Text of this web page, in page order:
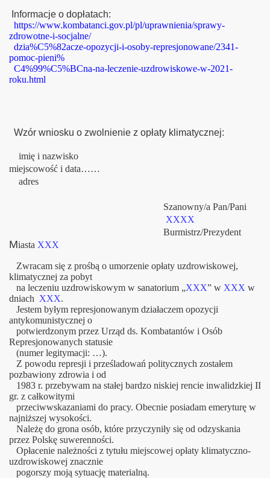
Informacje o dopłatach:
https://www.kombatanci.gov.pl/pl/uprawnienia/sprawy-
zdrowotne-i-socjalne/
dzia%C5%82acze-opozycji-i-osoby-represjonowane/2341-
pomoc-pieni%
C4%99%C5%BCna-na-leczenie-uzdrowiskowe-w-2021-
roku.html
Wzór wniosku o zwolnienie z opłaty klimatycznej:
imię i nazwisko
miejscowość i data……
adres
Szanowny/a Pan/Pani
XXXX
Burmistrz/Prezydent
Miasta XXX
Zwracam się z prośbą o umorzenie opłaty uzdrowiskowej,
klimatycznej za pobyt
na leczeniu uzdrowiskowym w sanatorium „XXX” w XXX w
dniach XXX.
Jestem byłym represjonowanym działaczem opozycji
antykomunistycznej o
potwierdzonym przez Urząd ds. Kombatantów i Osób
Represjonowanych statusie
(numer legitymacji: …).
Z powodu represji i prześladowań politycznych zostałem
pozbawiony zdrowia i od
1983 r. przebywam na stałej bardzo niskiej rencie inwalidzkiej II
gr. z całkowitymi
przeciwwskazaniami do pracy. Obecnie posiadam emeryturę w
najniższej wysokości.
Należę do grona osób, które przyczyniły się od odzyskania
przez Polskę suwerenności.
Opłacenie należności z tytułu miejscowej opłaty klimatyczno-
uzdrowiskowej znacznie
pogorszy moją sytuację materialną.